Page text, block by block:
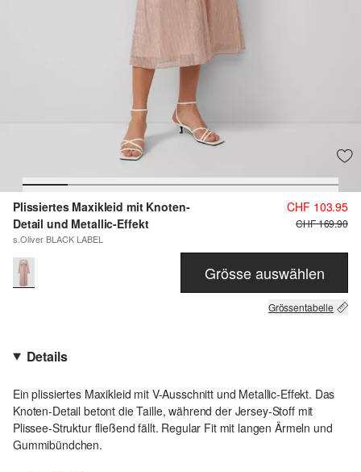
Plissiertes Maxikleid mit Knoten-
Detail und Metallic-Effekt
s.Oliver BLACK LABEL
CHF 103.95
CHF 169.90
Grösse auswählen
Grössentabelle
Details
Ein plissiertes Maxikleid mit V-Ausschnitt und Metallic-Effekt. Das
Knoten-Detail betont die Taille, während der Jersey-Stoff mit
Plissee-Struktur fließend fällt. Regular Fit mit langen Ärmeln und
Gummibündchen.